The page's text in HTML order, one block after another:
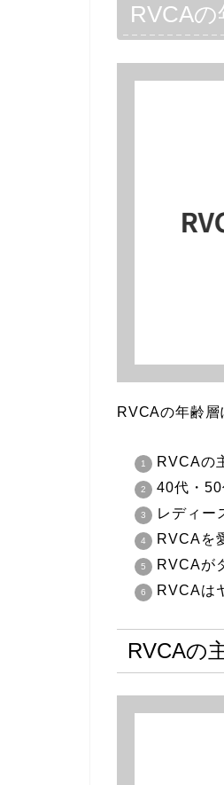
RVCA
RVCAの年齢層
RVCAの
40代・
レディー
RVCAを
RVCAが
RVCAは
RVCAの